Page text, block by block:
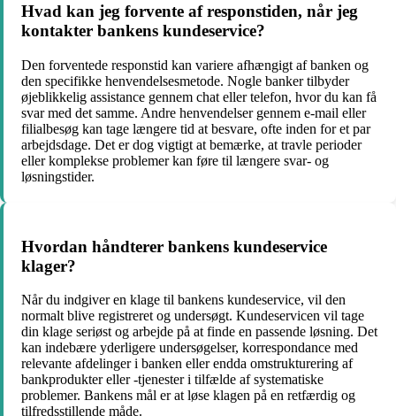
Hvad kan jeg forvente af responstiden, når jeg
kontakter bankens kundeservice?
Den forventede responstid kan variere afhængigt af banken og
den specifikke henvendelsesmetode. Nogle banker tilbyder
øjeblikkelig assistance gennem chat eller telefon, hvor du kan få
svar med det samme. Andre henvendelser gennem e-mail eller
filialbesøg kan tage længere tid at besvare, ofte inden for et par
arbejdsdage. Det er dog vigtigt at bemærke, at travle perioder
eller komplekse problemer kan føre til længere svar- og
løsningstider.
Hvordan håndterer bankens kundeservice
klager?
Når du indgiver en klage til bankens kundeservice, vil den
normalt blive registreret og undersøgt. Kundeservicen vil tage
din klage seriøst og arbejde på at finde en passende løsning. Det
kan indebære yderligere undersøgelser, korrespondance med
relevante afdelinger i banken eller endda omstrukturering af
bankprodukter eller -tjenester i tilfælde af systematiske
problemer. Bankens mål er at løse klagen på en retfærdig og
tilfredsstillende måde.